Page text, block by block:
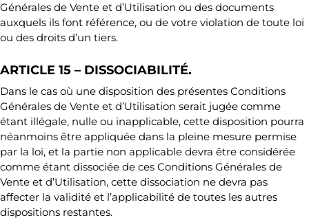
Générales de Vente et d’Utilisation ou des documents
auxquels ils font référence, ou de votre violation de toute loi
ou des droits d’un tiers.
ARTICLE 15 – DISSOCIABILITÉ.
Dans le cas où une disposition des présentes Conditions
Générales de Vente et d’Utilisation serait jugée comme
étant illégale, nulle ou inapplicable, cette disposition pourra
néanmoins être appliquée dans la pleine mesure permise
par la loi, et la partie non applicable devra être considérée
comme étant dissociée de ces Conditions Générales de
Vente et d’Utilisation, cette dissociation ne devra pas
affecter la validité et l’applicabilité de toutes les autres
dispositions restantes.